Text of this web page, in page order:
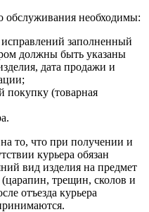
обслуживания необходимы:
заполненный
должны быть указаны
дата продажи и
покупку (товарная
то, что при получении и
курьера обязан
вид изделия на предмет
(царапин, трещин, сколов и
отъезда курьера